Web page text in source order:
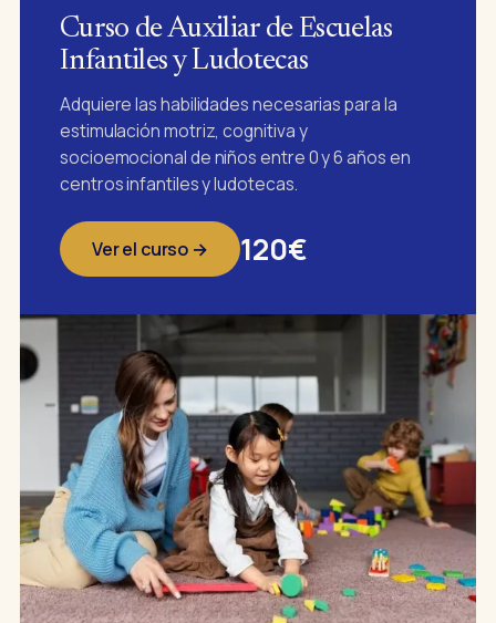
Curso de Auxiliar de Escuelas
Infantiles y Ludotecas
Adquiere las habilidades necesarias para la
estimulación motriz, cognitiva y
socioemocional de niños entre 0 y 6 años en
centros infantiles y ludotecas.
Ver el curso → 120€